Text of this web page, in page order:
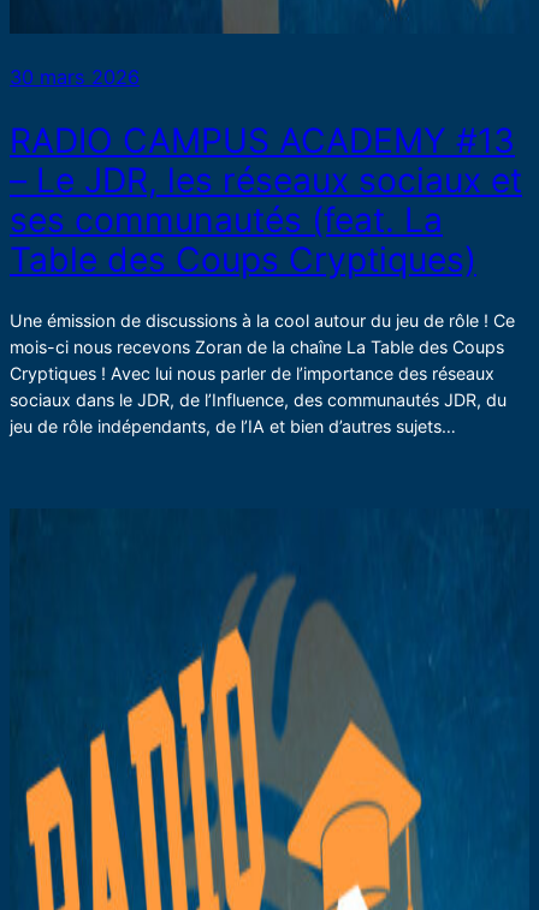
30 mars 2026
RADIO CAMPUS ACADEMY #13
– Le JDR, les réseaux sociaux et
ses communautés (feat. La
Table des Coups Cryptiques)
Une émission de discussions à la cool autour du jeu de rôle ! Ce
mois-ci nous recevons Zoran de la chaîne La Table des Coups
Cryptiques ! Avec lui nous parler de l’importance des réseaux
sociaux dans le JDR, de l’Influence, des communautés JDR, du
jeu de rôle indépendants, de l’IA et bien d’autres sujets…